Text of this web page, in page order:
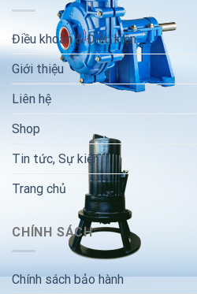
Điều khoản & Điều kiện
Giới thiệu
Liên hệ
Shop
Tin tức, Sự kiện
Trang chủ
CHÍNH SÁCH
Chính sách bảo hành